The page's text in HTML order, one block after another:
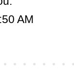
AM